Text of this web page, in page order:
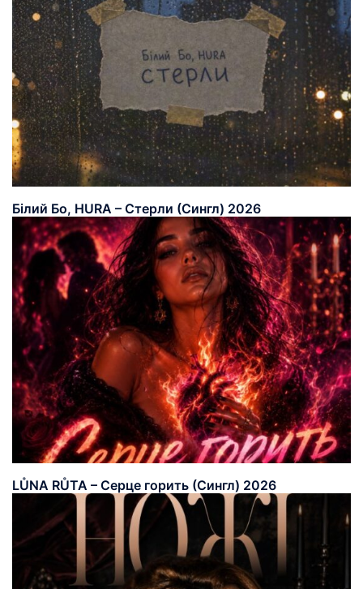
Білий Бо, HURA – Стерли (Сингл) 2026
LŮNA RŮTA – Серце горить (Сингл) 2026